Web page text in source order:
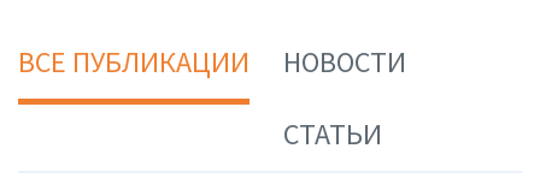
ВСЕ ПУБЛИКАЦИИ
НОВОСТИ
СТАТЬИ